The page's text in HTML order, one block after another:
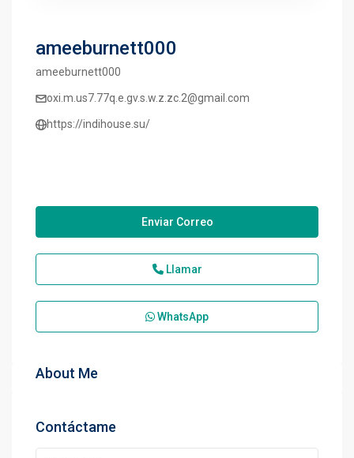
ameeburnett000
ameeburnett000
oxi.m.us7.77q.e.gv.s.w.z.zc.2@gmail.com
https://indihouse.su/
Enviar Correo
Llamar
WhatsApp
About Me
Contáctame